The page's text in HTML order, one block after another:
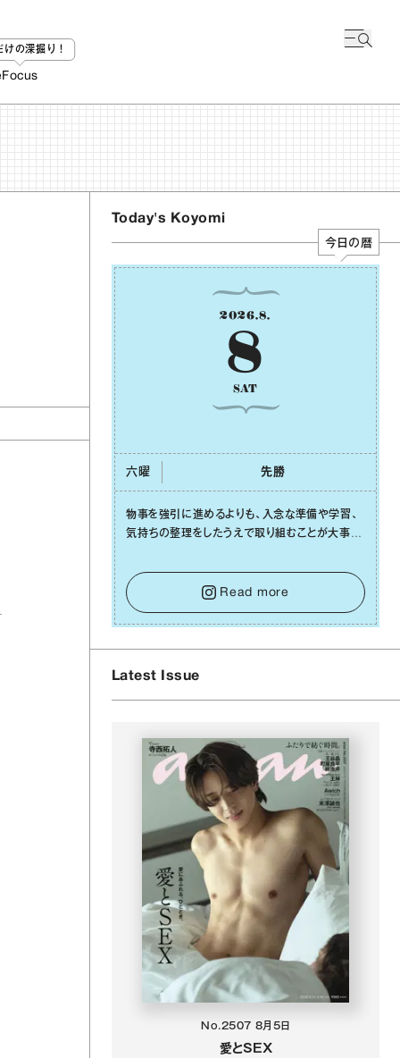
けの深掘り！
Focus
Today's Koyomi
今日の暦
2026.8.
8
SAT
六曜 先勝
物事を強引に進めるよりも、⼊念な準備や学習、
気持ちの整理をしたうえで取り組むことが⼤事な
も焦らないで。意思を伝える⼯夫をしたり、あなた
⾃⾝や疲れていそうな⼈をいたわることに時間を
使いましょう。ここでしっかりとエネルギーを蓄
え、困難を乗り越える⼒に変えましょう。
Read more
Latest Issue
No.2507 8月5日
愛とSEX